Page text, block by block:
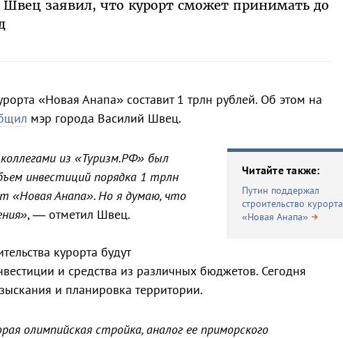
заявил, что курорт сможет принимать до
«Новая Анапа» составит 1 трлн рублей. Об этом на
мэр города Василий Швец.
Читайте также:
Путин поддержал
строительство курорта
«Новая Анапа»
из «Туризм.РФ» был
инвестиций порядка 1 трлн
«Новая Анапа». Но я думаю, что
, — отметил Швец.
курорта будут
и средства из различных бюджетов. Сегодня
и планировка территории.
олимпийская стройка, аналог ее приморского